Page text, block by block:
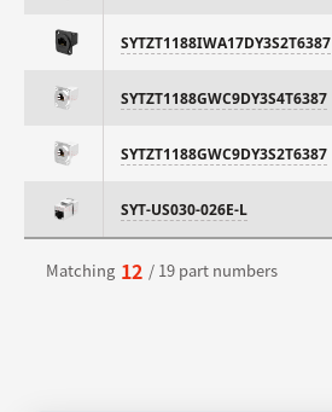
SYTZT1188IWA17DY3S2T6387
SYTZT1188GWC9DY3S4T6387
SYTZT1188GWC9DY3S2T6387
SYT-US030-026E-L
Matching 12 / 19 part numbers